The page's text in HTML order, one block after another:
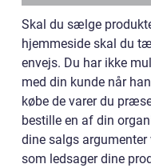
Skal du sælge
hjemmeside skal du
envejs. Du har ikke
med din kunde når
købe de varer du
bestille en af din
dine salgs
som ledsager dine